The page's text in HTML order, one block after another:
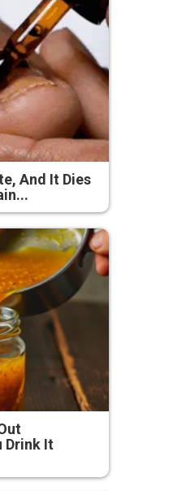
And It Dies
Drink It